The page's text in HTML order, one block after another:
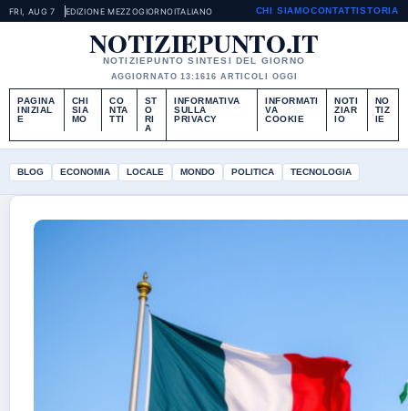
FRI, AUG 7 EDIZIONE MEZZOGIORNOITALIANO CHI SIAMOCONTATTISTORIA
NOTIZIEPUNTO.IT
NOTIZIEPUNTO SINTESI DEL GIORNO
AGGIORNATO 13:1616 ARTICOLI OGGI
PAGINA
INIZIAL
E
CHI
SIA
MO
CO
NTA
TTI
ST
O
RI
A
INFORMATIVA
SULLA
PRIVACY
INFORMATI
VA
COOKIE
NOTI
ZIAR
IO
NO
TIZ
IE
BLOG ECONOMIA LOCALE MONDO POLITICA TECNOLOGIA